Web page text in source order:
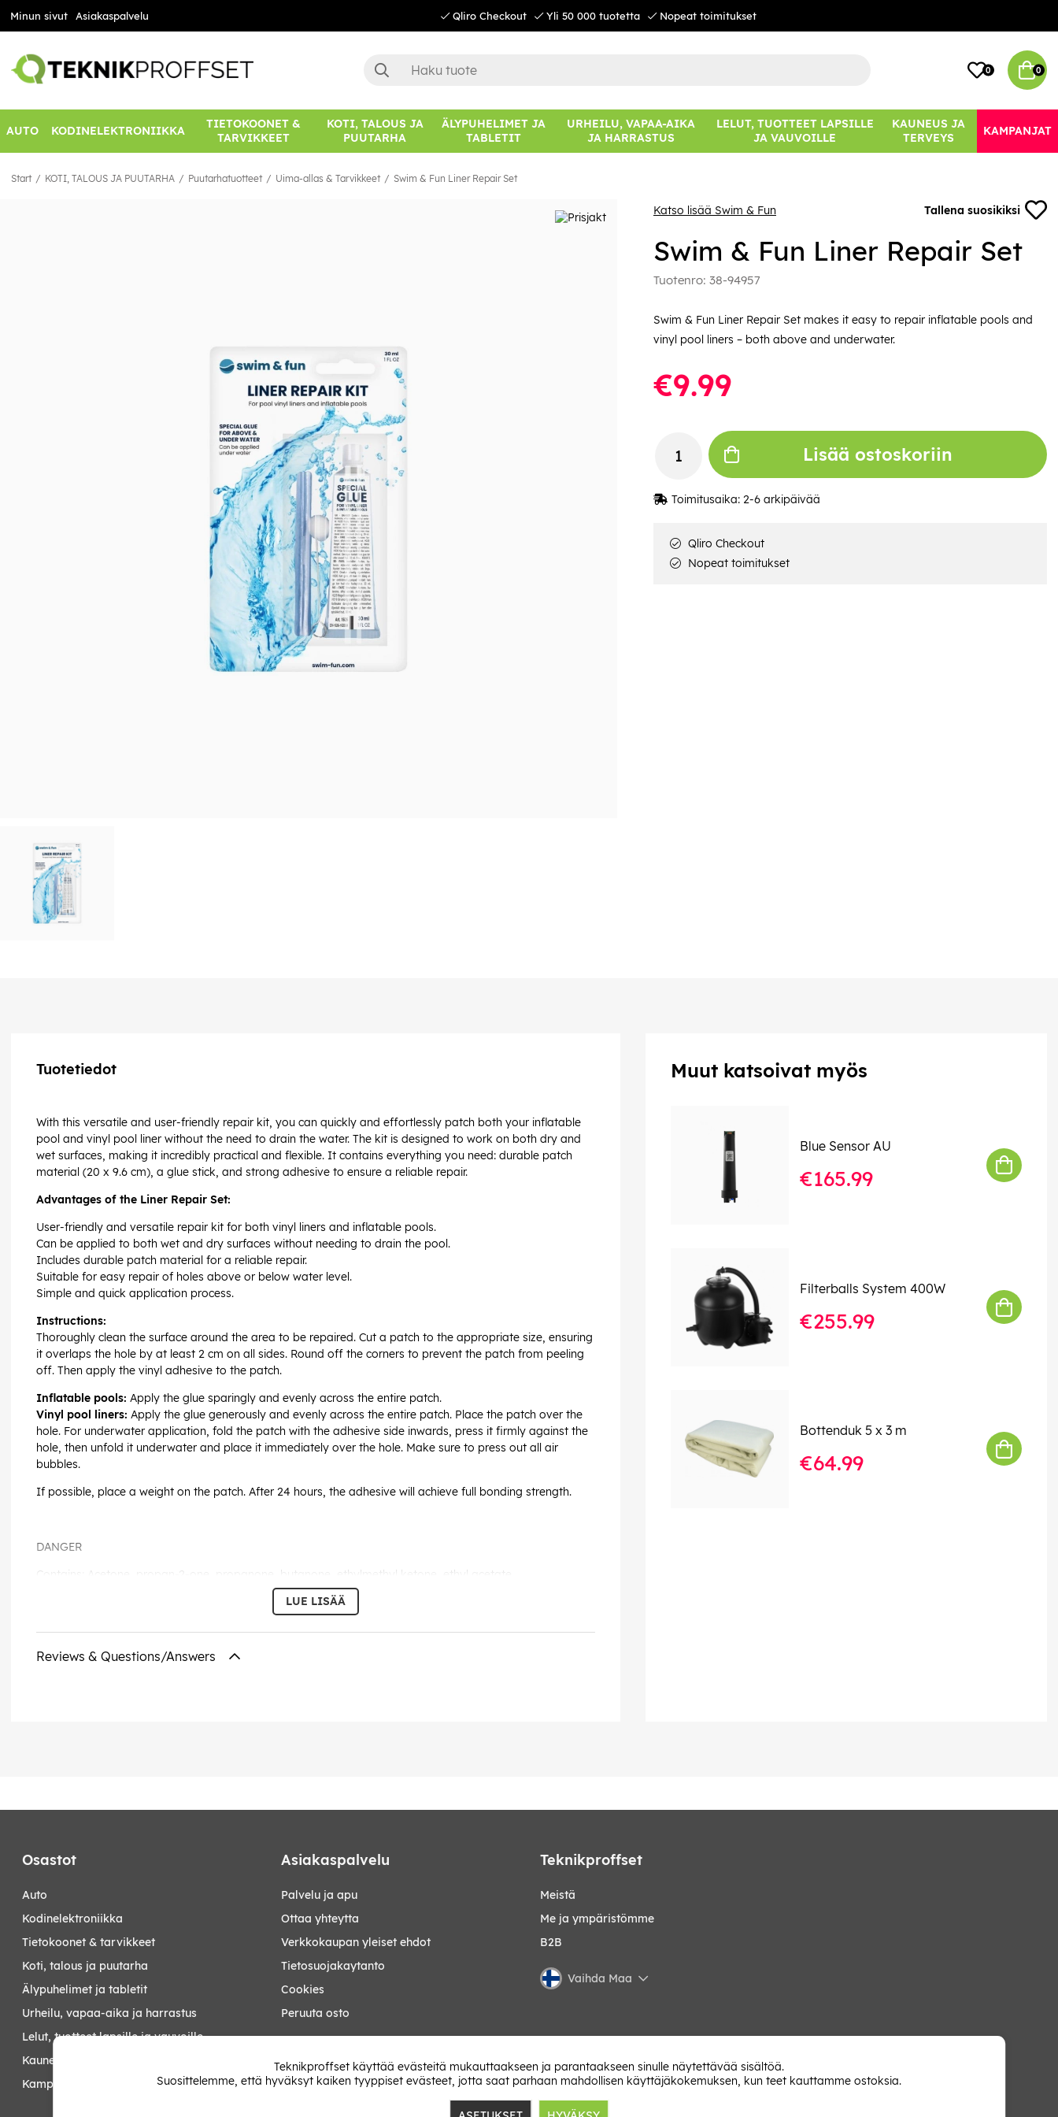
Minun sivut Asiakaspalvelu Qliro Checkout Yli 50 000 tuotetta Nopeat toimitukset
0 0
AUTO KODINELEKTRONIIKKA
TIETOKOONET &
TARVIKKEET
KOTI, TALOUS JA
PUUTARHA
ÄLYPUHELIMET JA
TABLETIT
URHEILU, VAPAA-AIKA
JA HARRASTUS
LELUT, TUOTTEET LAPSILLE
JA VAUVOILLE
KAUNEUS JA
TERVEYS
KAMPANJAT
Start KOTI, TALOUS JA PUUTARHA Puutarhatuotteet Uima-allas & Tarvikkeet Swim & Fun Liner Repair Set
Katso lisää Swim & Fun Tallena suosikiksi
Swim & Fun Liner Repair Set
Tuotenro: 38-94957
Swim & Fun Liner Repair Set makes it easy to repair inflatable pools and
vinyl pool liners – both above and underwater.
€9.99
Lisää ostoskoriin
Toimitusaika: 2-6 arkipäivää
Qliro Checkout
Nopeat toimitukset
Tuotetiedot
With this versatile and user-friendly repair kit, you can quickly and effortlessly patch both your inflatable
pool and vinyl pool liner without the need to drain the water. The kit is designed to work on both dry and
wet surfaces, making it incredibly practical and flexible. It contains everything you need: durable patch
material (20 x 9.6 cm), a glue stick, and strong adhesive to ensure a reliable repair.
Advantages of the Liner Repair Set:
User-friendly and versatile repair kit for both vinyl liners and inflatable pools.
Can be applied to both wet and dry surfaces without needing to drain the pool.
Includes durable patch material for a reliable repair.
Suitable for easy repair of holes above or below water level.
Simple and quick application process.
Instructions:
Thoroughly clean the surface around the area to be repaired. Cut a patch to the appropriate size, ensuring
it overlaps the hole by at least 2 cm on all sides. Round off the corners to prevent the patch from peeling
off. Then apply the vinyl adhesive to the patch.
Inflatable pools: Apply the glue sparingly and evenly across the entire patch.
Vinyl pool liners: Apply the glue generously and evenly across the entire patch. Place the patch over the
hole. For underwater application, fold the patch with the adhesive side inwards, press it firmly against the
hole, then unfold it underwater and place it immediately over the hole. Make sure to press out all air
bubbles.
If possible, place a weight on the patch. After 24 hours, the adhesive will achieve full bonding strength.
DANGER
Contains: Acetone, propan-2-one, propanone, butanone, ethylmethyl ketone, ethyl acetate,
H225 Highly flammable liquidand vapour. H319 Causes serious eye irritation. H336 May cause drowsiness
or dizziness.
Repeated exposure may cause skin dryness or cracking.
LUE LISÄÄ
Reviews & Questions/Answers
Muut katsoivat myös
Blue Sensor AU
€165.99
Filterballs System 400W
€255.99
Bottenduk 5 x 3 m
€64.99
Osastot
auto
kodinelektroniikka
tietokoonet & tarvikkeet
koti, talous ja puutarha
älypuhelimet ja tabletit
urheilu, vapaa-aika ja harrastus
lelut, tuotteet lapsille ja vauvoille
kauneus ja terveys
kampanjat
Asiakaspalvelu
Palvelu ja apu
Ottaa yhteytta
Verkkokaupan yleiset ehdot
Tietosuojakaytanto
Cookies
Peruuta osto
Teknikproffset
Meistä
Me ja ympäristömme
B2B
Vaihda Maa
Teknikproffset käyttää evästeitä mukauttaakseen ja parantaakseen sinulle näytettävää sisältöä.
Suosittelemme, että hyväksyt kaiken tyyppiset evästeet, jotta saat parhaan mahdollisen käyttäjäkokemuksen, kun teet kauttamme ostoksia.